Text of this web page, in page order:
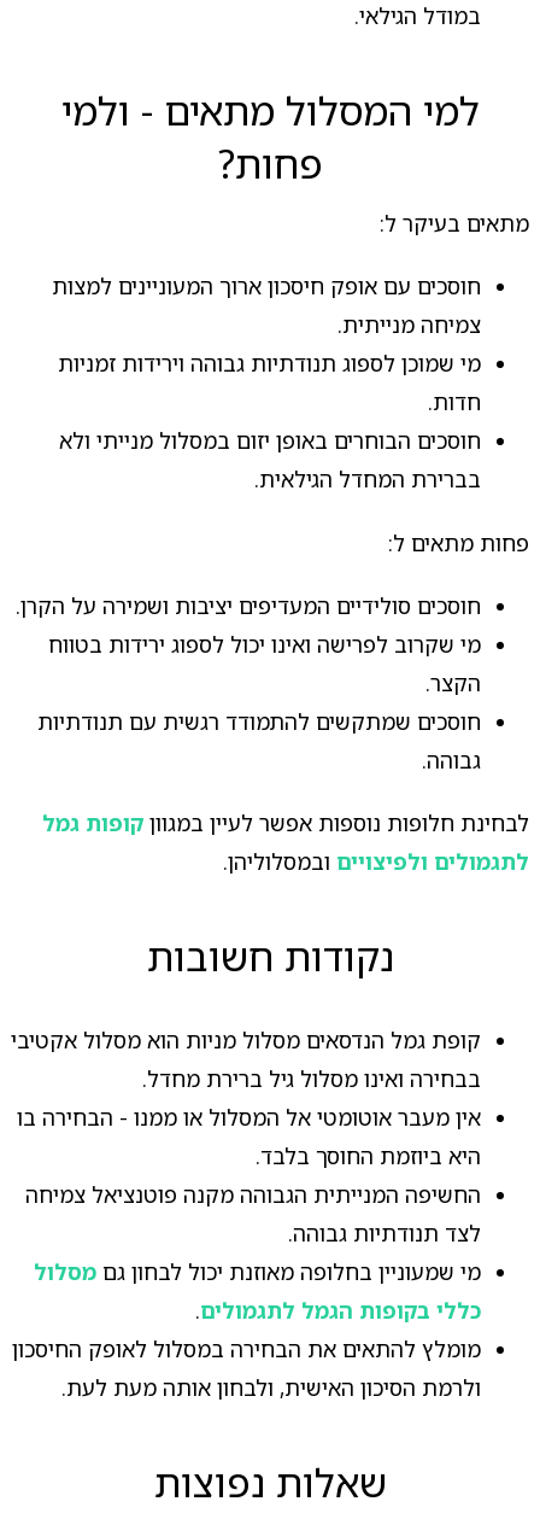
במודל הגילאי.
למי המסלול מתאים - ולמי
פחות?
מתאים בעיקר ל:
חוסכים עם אופק חיסכון ארוך המעוניינים למצות
צמיחה מנייתית.
מי שמוכן לספוג תנודתיות גבוהה וירידות זמניות
חדות.
חוסכים הבוחרים באופן יזום במסלול מנייתי ולא
בברירת המחדל הגילאית.
פחות מתאים ל:
חוסכים סולידיים המעדיפים יציבות ושמירה על הקרן.
מי שקרוב לפרישה ואינו יכול לספוג ירידות בטווח
הקצר.
חוסכים שמתקשים להתמודד רגשית עם תנודתיות
גבוהה.
לבחינת חלופות נוספות אפשר לעיין במגוון קופות גמל
לתגמולים ולפיצויים ובמסלוליהן.
נקודות חשובות
קופת גמל הנדסאים מסלול מניות הוא מסלול אקטיבי
בבחירה ואינו מסלול גיל ברירת מחדל.
אין מעבר אוטומטי אל המסלול או ממנו - הבחירה בו
היא ביוזמת החוסך בלבד.
החשיפה המנייתית הגבוהה מקנה פוטנציאל צמיחה
לצד תנודתיות גבוהה.
מי שמעוניין בחלופה מאוזנת יכול לבחון גם מסלול
כללי בקופות הגמל לתגמולים.
מומלץ להתאים את הבחירה במסלול לאופק החיסכון
ולרמת הסיכון האישית, ולבחון אותה מעת לעת.
שאלות נפוצות